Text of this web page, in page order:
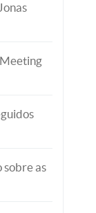
sobre as